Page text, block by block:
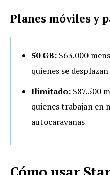
Planes móviles y
50 GB: $63.000
quienes se
Ilimitado: $87.500
quienes trabajan en
autocaravanas